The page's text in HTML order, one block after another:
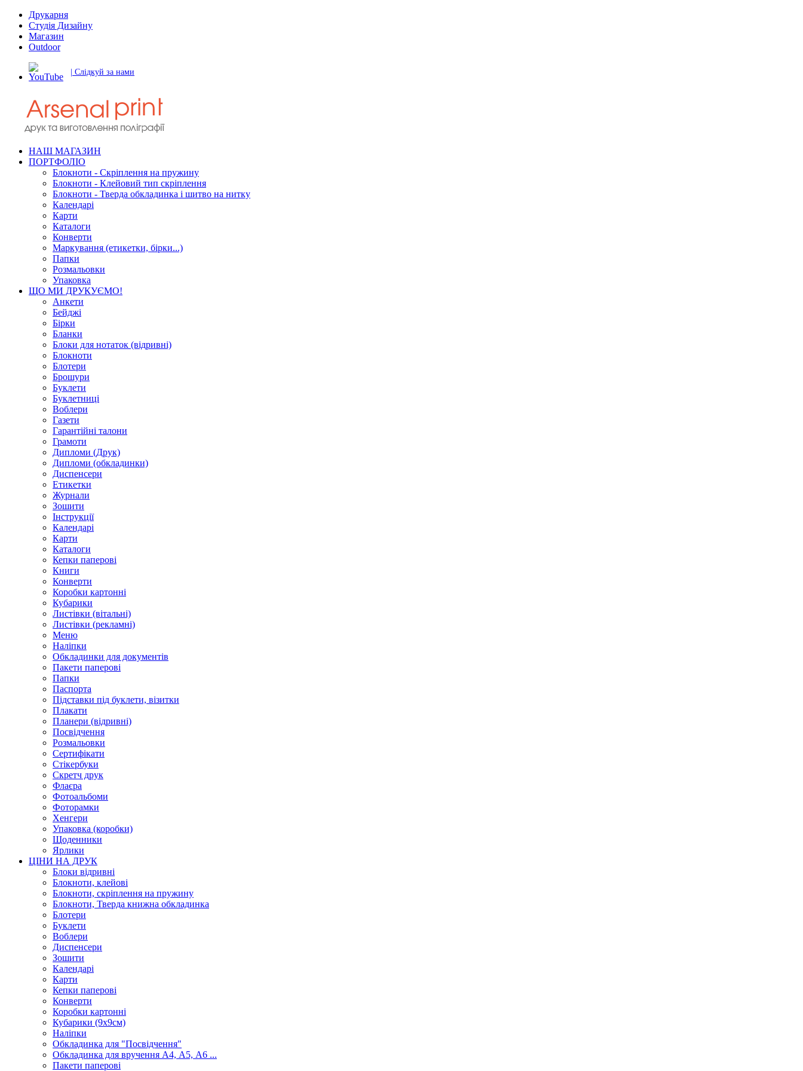
Друкарня
Студія Дизайну
Магазин
Outdoor
| Слідкуй за нами
НАШ МАГАЗИН
ПОРТФОЛІО
Блокноти - Скріплення на пружину
Блокноти - Клейовий тип скріплення
Блокноти - Тверда обкладинка і шитво на нитку
Календарі
Карти
Каталоги
Конверти
Маркування (етикетки, бірки...)
Папки
Розмальовки
Упаковка
ЩО МИ ДРУКУЄМО!
Анкети
Бейджі
Бірки
Бланки
Блоки для нотаток (відривні)
Блокноти
Блотери
Брошури
Буклети
Буклетниці
Воблери
Газети
Гарантійні талони
Грамоти
Дипломи (Друк)
Дипломи (обкладинки)
Диспенсери
Етикетки
Журнали
Зошити
Інструкції
Календарі
Карти
Каталоги
Кепки паперові
Книги
Конверти
Коробки картонні
Кубарики
Листівки (вітальні)
Листівки (рекламні)
Меню
Наліпки
Обкладинки для документів
Пакети паперові
Папки
Паспорта
Підставки під буклети, візитки
Плакати
Планери (відривні)
Посвідчення
Розмальовки
Сертифікати
Стікербуки
Скретч друк
Флаєра
Фотоальбоми
Фоторамки
Хенгери
Упаковка (коробки)
Щоденники
Ярлики
ЦІНИ НА ДРУК
Блоки відривні
Блокноти, клейові
Блокноти, скріплення на пружину
Блокноти, Тверда книжна обкладинка
Блотери
Буклети
Воблери
Диспенсери
Зошити
Календарі
Карти
Кепки паперові
Конверти
Коробки картонні
Кубарики (9х9см)
Наліпки
Обкладинка для "Посвідчення"
Обкладинка для вручення А4, А5, А6 ...
Пакети паперові